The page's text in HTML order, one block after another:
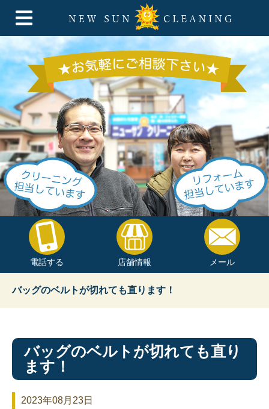
電話する 店舗情報 メール
バッグのベルトが切れても直ります！
バッグのベルトが切れても直り
ます！
2023年08月23日